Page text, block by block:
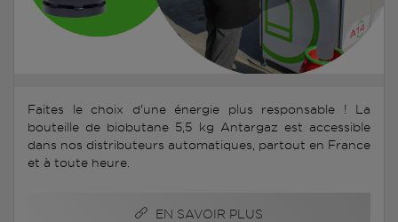
Faites le choix d'une énergie plus responsable ! La
bouteille de biobutane 5,5 kg Antargaz est accessible
dans nos distributeurs automatiques, partout en France
et à toute heure.
EN SAVOIR PLUS